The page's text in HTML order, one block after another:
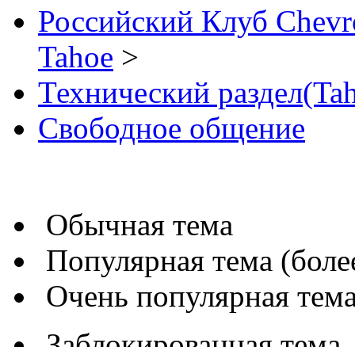
Российский Клуб
Tahoe >
Технический
Свободное общение
Обычная тема
Популярная тема
Очень популярная